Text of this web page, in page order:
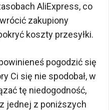
AliExpress, co
zakupiony
koszty przesyłki.
pogodzić się
Ci się nie spodobał, w
tę niedogodność,
jednej z poniższych